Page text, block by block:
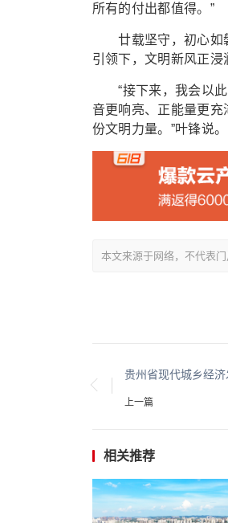
所有的付出都值得。”
廿载坚守，初心如磐
引领下，文明新风正浸
“接下来，我会以此
音更响亮、正能量更充
份文明力量。”叶锋说
本文来源于网络，不代表
贵州省现代城乡经
上一篇
相关推荐